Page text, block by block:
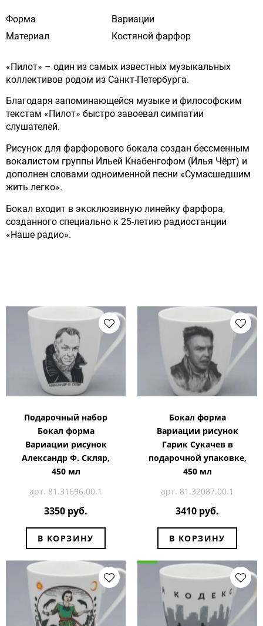
Форма
Вариации
Материал
Костяной фарфор
«Пилот» – один из самых известных музыкальных
коллективов родом из Санкт-Петербурга.
Благодаря запоминающейся музыке и философским
текстам «Пилот» быстро завоевал симпатии
слушателей.
Рисунок для фарфорового бокала создан бессменным
вокалистом группы Ильей Кнабенгофом (Илья Чёрт) и
дополнен словами одноименной песни «Сумасшедшим
жить легко».
Бокал входит в эксклюзивную линейку фарфора,
созданного специально к 25-летию радиостанции
«Наше радио».
Подарочный набор
Бокал форма
Вариации рисунок
Александр Ф. Скляр,
450 мл
арт. 81.31696.00.1
3350 руб.
В КОРЗИНУ
Бокал форма
Вариации рисунок
Гарик Сукачев в
подарочной упаковке,
450 мл
арт. 81.32087.00.1
3410 руб.
В КОРЗИНУ